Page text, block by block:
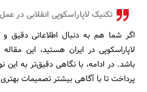
تکنیک لاپاراسکوپی انقلابی
اگر شما هم به دنبال اطلاعاتی دقیق
لاپاراسکوپی در ایران هستید، این
باشد. در ادامه، با نگاهی دقیق‌تر به
پرداخت تا با آگاهی بیشتر تصمیمات